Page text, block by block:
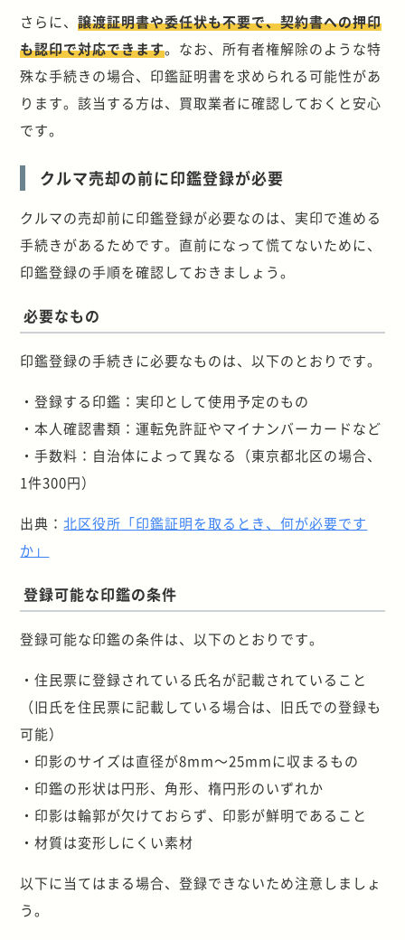
さらに、譲渡証明書や委任状も不要で、契約書への押印
も認印で対応できます。なお、所有者権解除のような特
殊な手続きの場合、印鑑証明書を求められる可能性があ
ります。該当する方は、買取業者に確認しておくと安心
です。
クルマ売却の前に印鑑登録が必要
クルマの売却前に印鑑登録が必要なのは、実印で進める
手続きがあるためです。直前になって慌てないために、
印鑑登録の手順を確認しておきましょう。
必要なもの
印鑑登録の手続きに必要なものは、以下のとおりです。
・登録する印鑑：実印として使用予定のもの
・本人確認書類：運転免許証やマイナンバーカードなど
・手数料：自治体によって異なる（東京都北区の場合、
1件300円）
出典：北区役所「印鑑証明を取るとき、何が必要です
か」
登録可能な印鑑の条件
登録可能な印鑑の条件は、以下のとおりです。
・住民票に登録されている氏名が記載されていること
（旧氏を住民票に記載している場合は、旧氏での登録も
可能）
・印影のサイズは直径が8mm～25mmに収まるもの
・印鑑の形状は円形、角形、楕円形のいずれか
・印影は輪郭が欠けておらず、印影が鮮明であること
・材質は変形しにくい素材
以下に当てはまる場合、登録できないため注意しましょ
う。